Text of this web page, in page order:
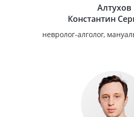
Алтухов
Константин
невролог-алголог,